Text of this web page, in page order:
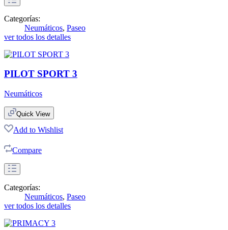
Categorías:
Neumáticos, Paseo
ver todos los detalles
PILOT SPORT 3
Neumáticos
Quick View
Add to Wishlist
Compare
Categorías:
Neumáticos, Paseo
ver todos los detalles